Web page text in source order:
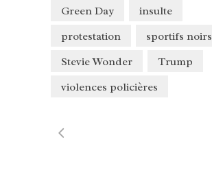
Green Day
insulte
protestation
sportifs noirs
Stevie Wonder
Trump
violences policières